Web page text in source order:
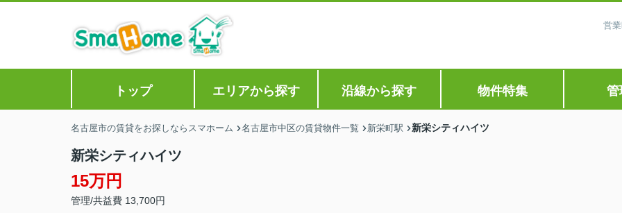
営
トップ エリアから探す 沿線から探す 物件特集 管
名古屋市の賃貸をお探しならスマホーム 名古屋市中区の賃貸物件一覧 新栄町駅 新栄シティハイツ
新栄シティハイツ
15万円
管理/共益費 13,700円